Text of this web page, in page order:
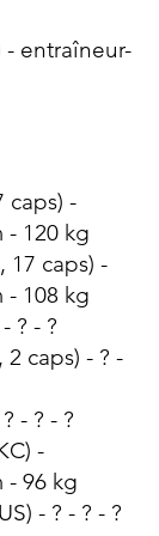
- entraîneur-
caps) -
- 120 kg
17 caps) -
- 108 kg
? - ?
2 caps) - ? -
- ? - ?
-
- 96 kg
- ? - ? - ?